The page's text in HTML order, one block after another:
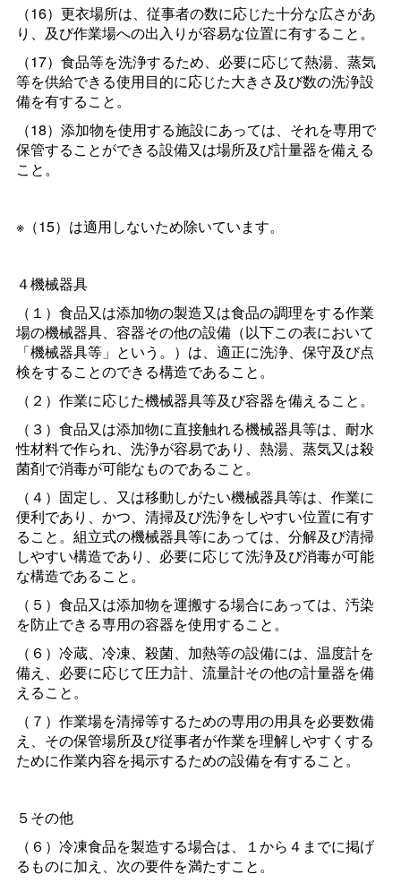
（16）更衣場所は、従事者の数に応じた十分な広さがあ
り、及び作業場への出入りが容易な位置に有すること。
（17）食品等を洗浄するため、必要に応じて熱湯、蒸気
等を供給できる使用目的に応じた大きさ及び数の洗浄設
備を有すること。
（18）添加物を使用する施設にあっては、それを専用で
保管することができる設備又は場所及び計量器を備える
こと。
※（15）は適用しないため除いています。
４機械器具
（１）食品又は添加物の製造又は食品の調理をする作業
場の機械器具、容器その他の設備（以下この表において
「機械器具等」という。）は、適正に洗浄、保守及び点
検をすることのできる構造であること。
（２）作業に応じた機械器具等及び容器を備えること。
（３）食品又は添加物に直接触れる機械器具等は、耐水
性材料で作られ、洗浄が容易であり、熱湯、蒸気又は殺
菌剤で消毒が可能なものであること。
（４）固定し、又は移動しがたい機械器具等は、作業に
便利であり、かつ、清掃及び洗浄をしやすい位置に有す
ること。組立式の機械器具等にあっては、分解及び清掃
しやすい構造であり、必要に応じて洗浄及び消毒が可能
な構造であること。
（５）食品又は添加物を運搬する場合にあっては、汚染
を防止できる専用の容器を使用すること。
（６）冷蔵、冷凍、殺菌、加熱等の設備には、温度計を
備え、必要に応じて圧力計、流量計その他の計量器を備
えること。
（７）作業場を清掃等するための専用の用具を必要数備
え、その保管場所及び従事者が作業を理解しやすくする
ために作業内容を掲示するための設備を有すること。
５その他
（６）冷凍食品を製造する場合は、１から４までに掲げ
るものに加え、次の要件を満たすこと。